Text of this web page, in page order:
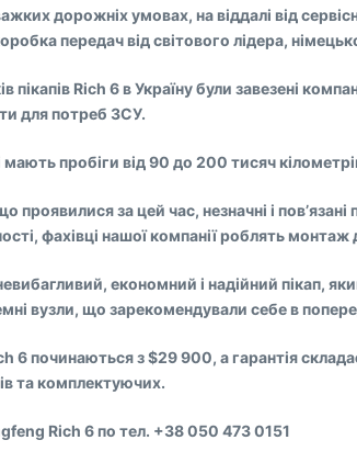
дорожніх умовах, на віддалі від
передач від світового лідера,
пікапів Rich 6 в Україну були завезені
для потреб ЗСУ.
мають пробіги від 90 до 200 тисяч
проявилися за цей час, незначні і
фахівці нашої компанії роблять
економний і надійний пікап,
вузли, що зарекомендували себе в
6 починаються з $29 900, а гарантія
та комплектуючих.
Rich 6 по тел. +38 050 473 0151